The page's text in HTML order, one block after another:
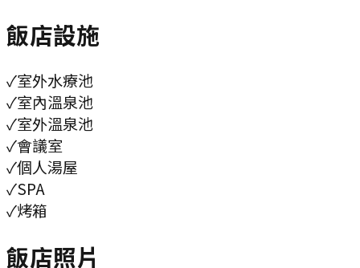
飯店設施
✓室外水療池
✓室內溫泉池
✓室外溫泉池
✓會議室
✓個人湯屋
✓SPA
✓烤箱
飯店照片